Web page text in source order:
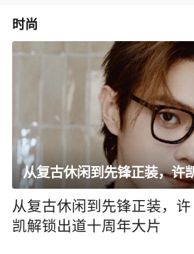
时尚
从复古休闲到先锋正装，许
凯解锁出道十周年大片